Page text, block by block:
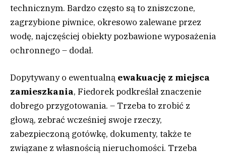
technicznym. Bardzo często są to zniszczone,
zagrzybione piwnice, okresowo zalewane przez
wodę, najczęściej obiekty pozbawione wyposażenia
ochronnego – dodał.
Dopytywany o ewentualną ewakuację z miejsca
zamieszkania, Fiedorek podkreślał znaczenie
dobrego przygotowania. – Trzeba to zrobić z
głową, zebrać wcześniej swoje rzeczy,
zabezpieczoną gotówkę, dokumenty, także te
związane z własnością nieruchomości. Trzeba